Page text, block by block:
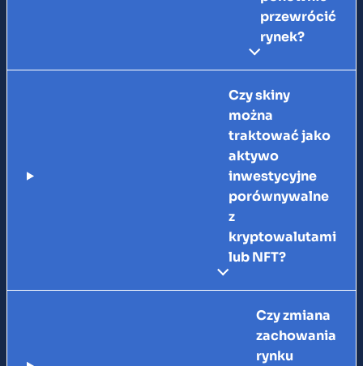
przewrócić
rynek?
Czy skiny
można
traktować jako
aktywo
inwestycyjne
porównywalne
z
kryptowalutami
lub NFT?
Czy zmiana
zachowania
rynku